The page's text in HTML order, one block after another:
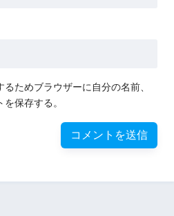
ためブラウザーに自分の名前、
保存する。